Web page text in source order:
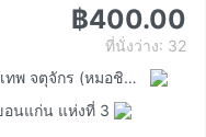
฿400.00
ที่นั่งว่าง: 32
สถานีขนส่งผู้โดยสารกรุงเทพ จตุจักร (หมอชิต2)
นแก่น แห่งที่ 3